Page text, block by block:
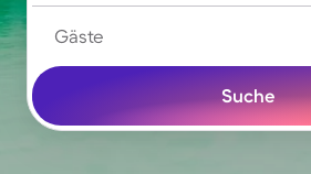
Gäste
Suche